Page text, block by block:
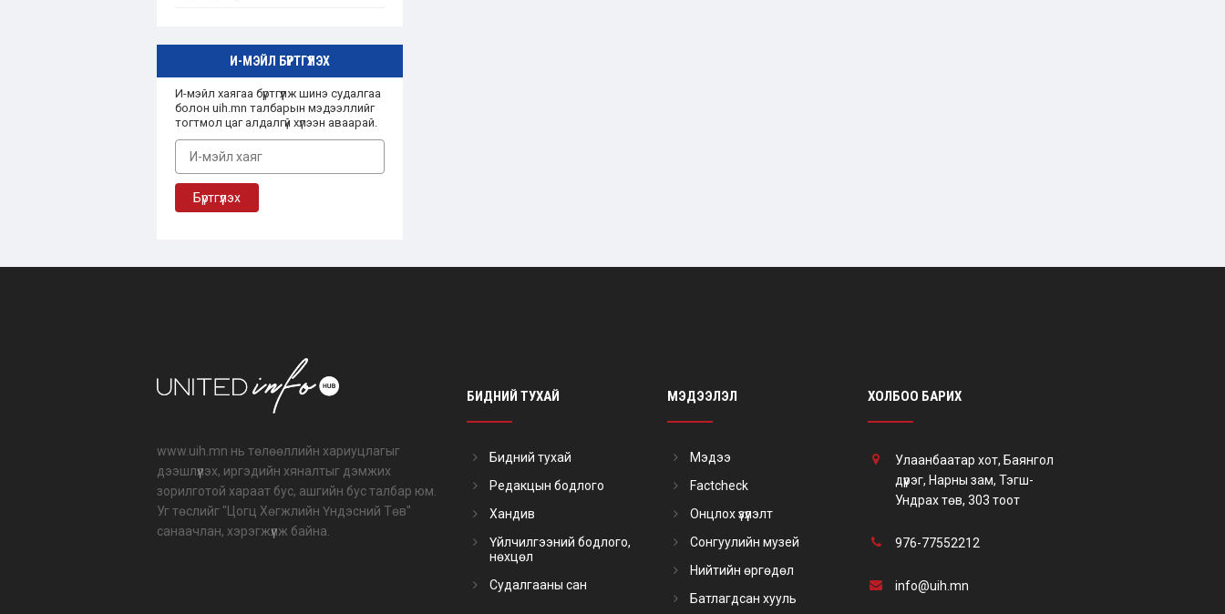
И-МЭЙЛ БҮРТГҮҮЛЭХ
И-мэйл хаягаа бүртгүүлж шинэ судалгаа
болон uih.mn талбарын мэдээллийг
тогтмол цаг алдалгүй хүлээн аваарай.
www.uih.mn нь төлөөллийн хариуцлагыг
дээшлүүлэх, иргэдийн хяналтыг дэмжих
зорилготой хараат бус, ашгийн бус талбар юм.
Уг төслийг "Цогц Хөгжлийн Үндэсний Төв"
санаачлан, хэрэгжүүлж байна.
БИДНИЙ ТУХАЙ
Бидний тухай
Редакцын бодлого
Хандив
Үйлчилгээний бодлого,
нөхцөл
Судалгааны сан
МЭДЭЭЛЭЛ
Мэдээ
Factcheck
Онцлох үзүүлэлт
Сонгуулийн музей
Нийтийн өргөдөл
Батлагдсан хууль
ХОЛБОО БАРИХ
Улаанбаатар хот, Баянгол
дүүрэг, Нарны зам, Тэгш-
Ундрах төв, 303 тоот
976-77552212
info@uih.mn